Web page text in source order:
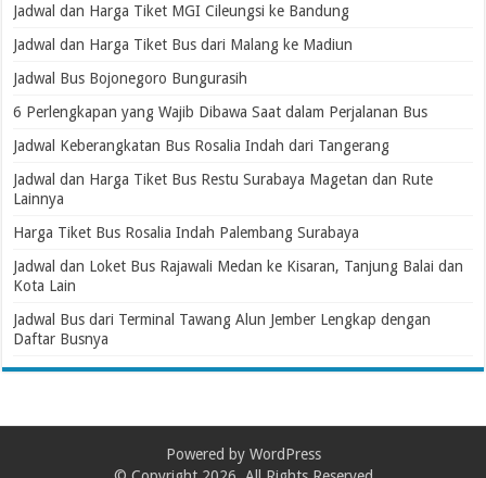
Jadwal dan Harga Tiket MGI Cileungsi ke Bandung
Jadwal dan Harga Tiket Bus dari Malang ke Madiun
Jadwal Bus Bojonegoro Bungurasih
6 Perlengkapan yang Wajib Dibawa Saat dalam Perjalanan Bus
Jadwal Keberangkatan Bus Rosalia Indah dari Tangerang
Jadwal dan Harga Tiket Bus Restu Surabaya Magetan dan Rute
Lainnya
Harga Tiket Bus Rosalia Indah Palembang Surabaya
Jadwal dan Loket Bus Rajawali Medan ke Kisaran, Tanjung Balai dan
Kota Lain
Jadwal Bus dari Terminal Tawang Alun Jember Lengkap dengan
Daftar Busnya
Powered by WordPress